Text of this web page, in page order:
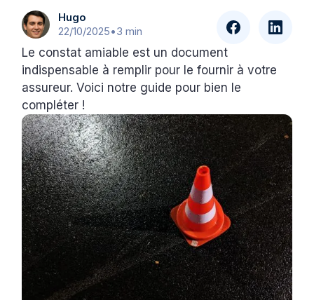
Hugo
22/10/2025•3 min
Le constat amiable est un document
indispensable à remplir pour le fournir à votre
assureur. Voici notre guide pour bien le
compléter !